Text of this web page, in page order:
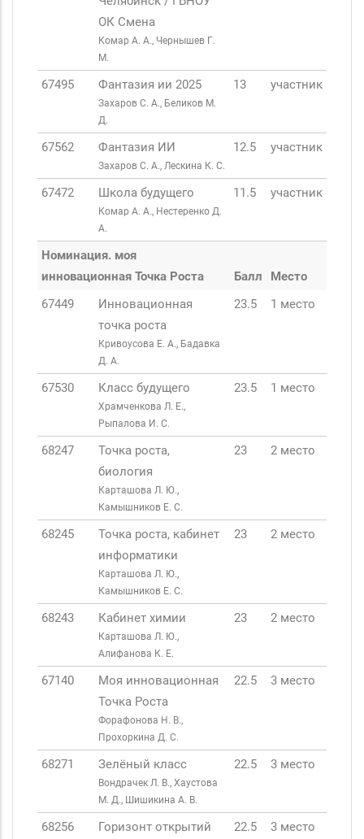
ОК Смена
Комар А. А., Чернышев Г.
М.
67495 Фантазия ии 2025
Захаров С. А., Беликов М.
Д.
13 участник
67562 Фантазия ИИ
Захаров С. А., Лескина К. С.
12.5 участник
67472 Школа будущего
Комар А. А., Нестеренко Д.
А.
11.5 участник
Номинация. моя
инновационная Точка Роста
Балл
Место
67449
Инновационная
точка роста
Кривоусова Е. А., Бадавка
Д. А.
23.5 1 место
67530 Класс будущего
Храмченкова Л. Е.,
Рыпалова И. С.
23.5 1 место
68247
Точка роста,
биология
Карташова Л. Ю.,
Камышников Е. С.
23 2 место
68245
Точка роста, кабинет
информатики
Карташова Л. Ю.,
Камышников Е. С.
23 2 место
68243 Кабинет химии
Карташова Л. Ю.,
Алифанова К. Е.
23 2 место
67140
Моя инновационная
Точка Роста
Форафонова Н. В.,
Прохоркина Д. С.
22.5 3 место
68271 Зелёный класс
Вондрачек Л. В., Хаустова
М. Д., Шишикина А. В.
22.5 3 место
68256 Горизонт открытий 22.5 3 место